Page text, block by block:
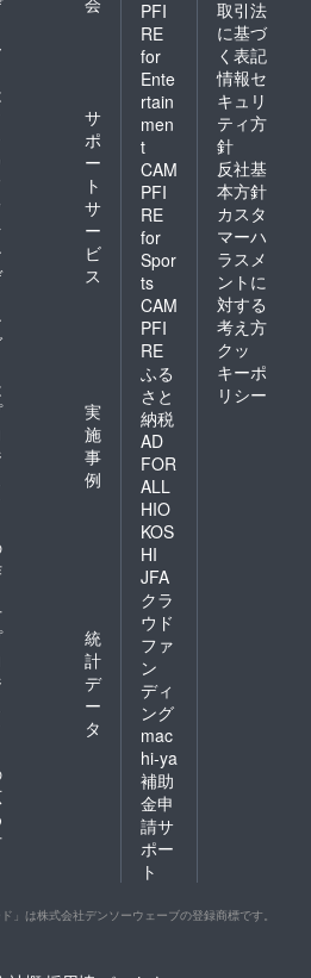
時〜9月
までに
頂けれ
ばと思
いま
す。
ニック
ネーム
でも構
いませ
んが１
０文字
以内と
させて
いただ
す。
サ
ポ
ー
ト
サ
ー
ビ
ス
実
施
事
例
統
計
デ
ー
タ
PFI
RE
for
Ente
rtain
men
t
CAM
PFI
RE
for
Spor
ts
CAM
PFI
RE
ふる
さと
納税
AD
FOR
ALL
HIO
KOS
HI
JFA
クラ
ウド
ファ
ン
ディ
ング
mac
hi-ya
補助
金申
請サ
ポー
ト
取引法
に基づ
く表記
情報セ
キュリ
ティ方
針
反社基
本方針
カスタ
マーハ
ラスメ
ントに
対する
考え方
クッ
キーポ
リシー
ド」は株式会社デンソーウェーブの登録商標です。